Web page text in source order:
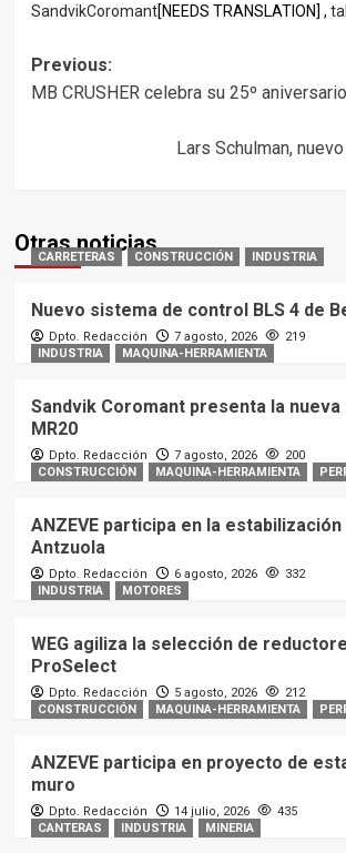
SandvikCoromant[NEEDS TRANSLATION] ,
Post
Previous:
MB CRUSHER celebra su 25º aniversario
Lars Schulman,
Otras noticias
CARRETERAS CONSTRUCCIÓN INDUSTRIA
Nuevo sistema de control BLS 4 de
Dpto. Redacción 7 agosto, 2026
219
INDUSTRIA
MAQUINA-HERRAMIENTA
Sandvik Coromant presenta la
MR20
Dpto. Redacción 7 agosto, 2026
200
CONSTRUCCIÓN
MAQUINA-HERRAMIENTA
ANZEVE participa en la
Antzuola
Dpto. Redacción 6 agosto, 2026
332
INDUSTRIA
MOTORES
WEG agiliza la selección de
ProSelect
Dpto. Redacción 5 agosto, 2026
212
CONSTRUCCIÓN
MAQUINA-HERRAMIENTA
ANZEVE participa en proyecto de
muro
Dpto. Redacción 14 julio, 2026
435
CANTERAS
INDUSTRIA MINERIA